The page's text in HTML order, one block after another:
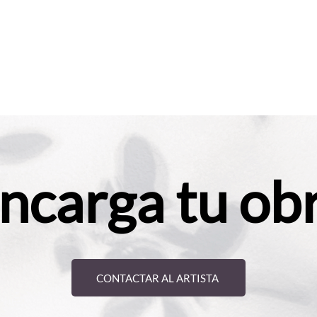
tu
CONTACTAR AL ARTISTA